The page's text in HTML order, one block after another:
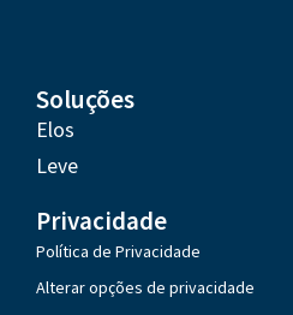
Soluções
Elos
Leve
Privacidade
Política de Privacidade
Alterar opções de privacidade